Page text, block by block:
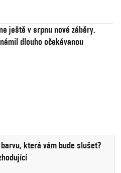
ještě v srpnu nové záběry.
dlouho očekávanou
která vám bude slušet?